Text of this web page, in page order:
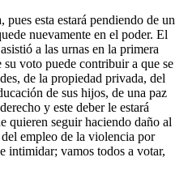
esta estará pendiendo de un
nuevamente en el poder. El
a las urnas en la primera
su voto puede contribuir a que se
de la propiedad privada, del
de sus hijos, de una paz
y este deber le estará
quieren seguir haciendo daño al
empleo de la violencia por
intimidar; vamos todos a votar,